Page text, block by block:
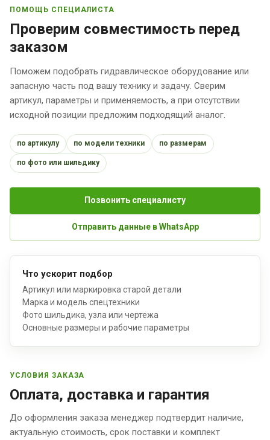
ПОМОЩЬ СПЕЦИАЛИСТА
Проверим совместимость перед
заказом
Поможем подобрать гидравлическое оборудование или
запасную часть под вашу технику и задачу. Сверим
артикул, параметры и применяемость, а при отсутствии
исходной позиции предложим подходящий аналог.
по артикулу по модели техники по размерам
по фото или шильдику
Позвонить специалисту
Отправить данные в WhatsApp
Что ускорит подбор
Артикул или маркировка старой детали
Марка и модель спецтехники
Фото шильдика, узла или чертежа
Основные размеры и рабочие параметры
УСЛОВИЯ ЗАКАЗА
Оплата, доставка и гарантия
До оформления заказа менеджер подтвердит наличие,
актуальную стоимость, срок поставки и комплект